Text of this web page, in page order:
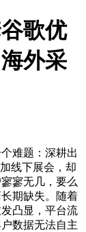
歌优
外采
难题：深耕出
线下展会，却
寥无几，要么
期缺失。随着
凸显，平台流
数据无法自主